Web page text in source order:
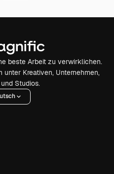
beste Arbeit zu verwirklichen.
unter Kreativen, Unternehmen,
Studios.